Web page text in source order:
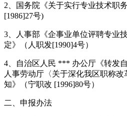
2、国务院《关于实行专业技术职
[1986]27号)
3、人事部《企事业单位评聘专业
定》（人职发[1990]4号）
4、自治区人民 *** 办公厅《转发
人事劳动厅〈关于深化我区职称
知》（宁职改 [1996]80号）
二、申报办法